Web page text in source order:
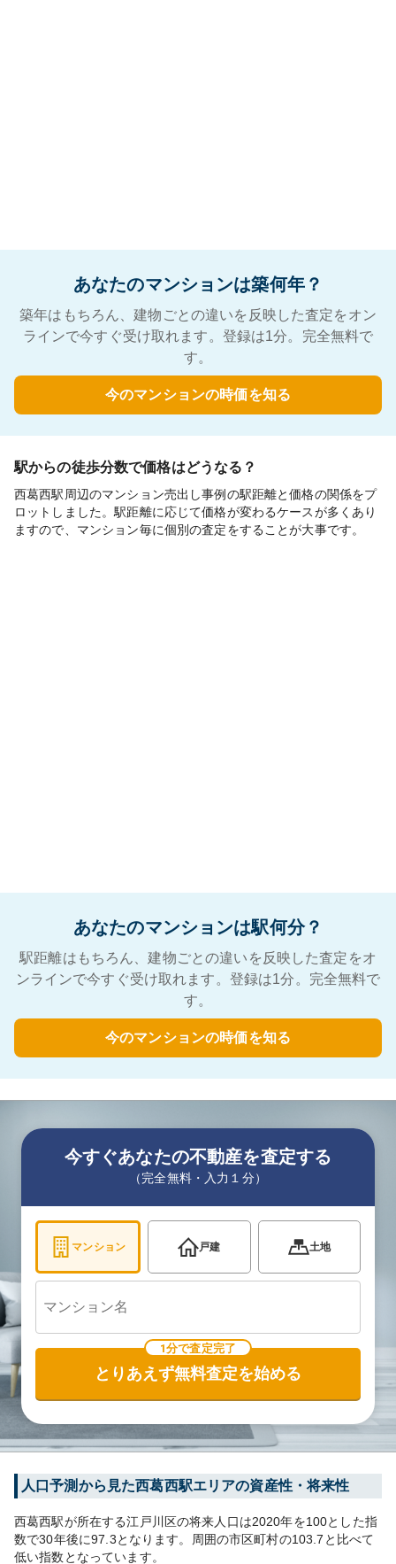
あなたのマンションは築何年？
築年はもちろん、建物ごとの違いを反映した査定をオン
ラインで今すぐ受け取れます。登録は1分。完全無料で
す。
今のマンションの時価を知る
駅からの徒歩分数で価格はどうなる？
西葛西駅周辺のマンション売出し事例の駅距離と価格の関係をプ
ロットしました。駅距離に応じて価格が変わるケースが多くあり
ますので、マンション毎に個別の査定をすることが大事です。
あなたのマンションは駅何分？
駅距離はもちろん、建物ごとの違いを反映した査定をオ
ンラインで今すぐ受け取れます。登録は1分。完全無料で
す。
今のマンションの時価を知る
今すぐあなたの不動産を査定する
（完全無料・入力１分）
マンション 戸建 土地
1分で査定完了
とりあえず無料査定を始める
人口予測から見た西葛西駅エリアの資産性・将来性
西葛西駅が所在する江戸川区の将来人口は2020年を100とした指
数で30年後に97.3となります。 周囲の市区町村の103.7 と比べて
低い指数となっています。